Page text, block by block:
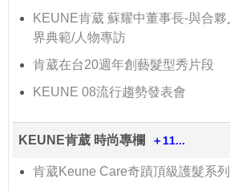
KEUNE肯葳 蘇耀中董事長-與合
界典範/人物專訪
肯葳在台20週年創藝髮型秀片段
KEUNE 08流行趨勢發表會
KEUNE肯葳 時尚專欄 ＋11...
肯葳Keune Care奇蹟頂級護髮系